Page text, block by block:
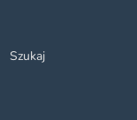
Szukaj